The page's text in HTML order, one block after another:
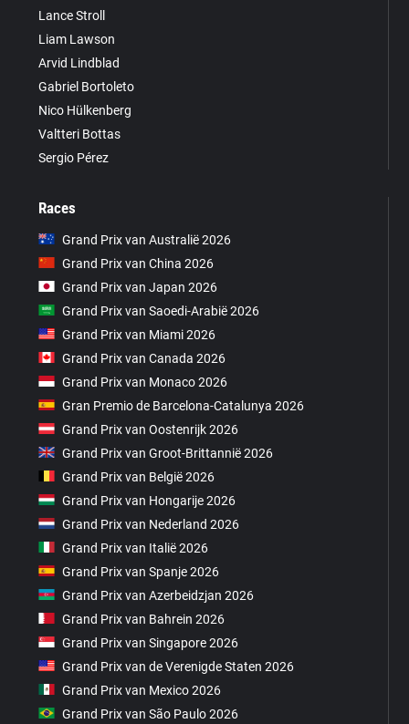
Lance Stroll
Liam Lawson
Arvid Lindblad
Gabriel Bortoleto
Nico Hülkenberg
Valtteri Bottas
Sergio Pérez
Races
Grand Prix van Australië 2026
Grand Prix van China 2026
Grand Prix van Japan 2026
Grand Prix van Saoedi-Arabië 2026
Grand Prix van Miami 2026
Grand Prix van Canada 2026
Grand Prix van Monaco 2026
Gran Premio de Barcelona-Catalunya 2026
Grand Prix van Oostenrijk 2026
Grand Prix van Groot-Brittannië 2026
Grand Prix van België 2026
Grand Prix van Hongarije 2026
Grand Prix van Nederland 2026
Grand Prix van Italië 2026
Grand Prix van Spanje 2026
Grand Prix van Azerbeidzjan 2026
Grand Prix van Bahrein 2026
Grand Prix van Singapore 2026
Grand Prix van de Verenigde Staten 2026
Grand Prix van Mexico 2026
Grand Prix van São Paulo 2026